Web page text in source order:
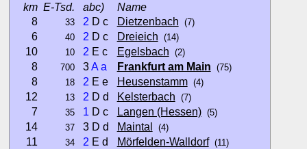
km E-Tsd. abc)
Name
8
33 2 D c Dietzenbach (7)
6 40 2 D c Dreieich (14)
10 10 2 E c Egelsbach (2)
8 700 3A a Frankfurt am Main (75)
8 18 2 E e Heusenstamm (4)
12 13 2 D d Kelsterbach (7)
7 35 1 D c Langen (Hessen) (5)
14 37 3 D d Maintal (4)
11 34 2 E d Mörfelden-Walldorf (11)